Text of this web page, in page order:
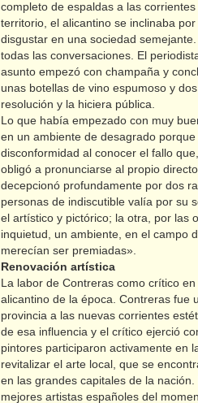
completo de espaldas a las
territorio, el alicantino se inclinaba
disgustar en una sociedad
todas las conversaciones. El
asunto empezó con champaña y
unas botellas de vino espumoso y
resolución y la hiciera pública.
Lo que había empezado con muy
en un ambiente de desagrado
disconformidad al conocer el fallo
obligó a pronunciarse al propio
decepcionó profundamente por dos
personas de indiscutible valía por su
el artístico y pictórico; la otra, por las
inquietud, un ambiente, en el campo
merecían ser premiadas».
Renovación artística
La labor de Contreras como crítico
alicantino de la época. Contreras fue
provincia a las nuevas corrientes
de esa influencia y el crítico ejerció
pintores participaron activamente en
revitalizar el arte local, que se
en las grandes capitales de la
mejores artistas españoles del